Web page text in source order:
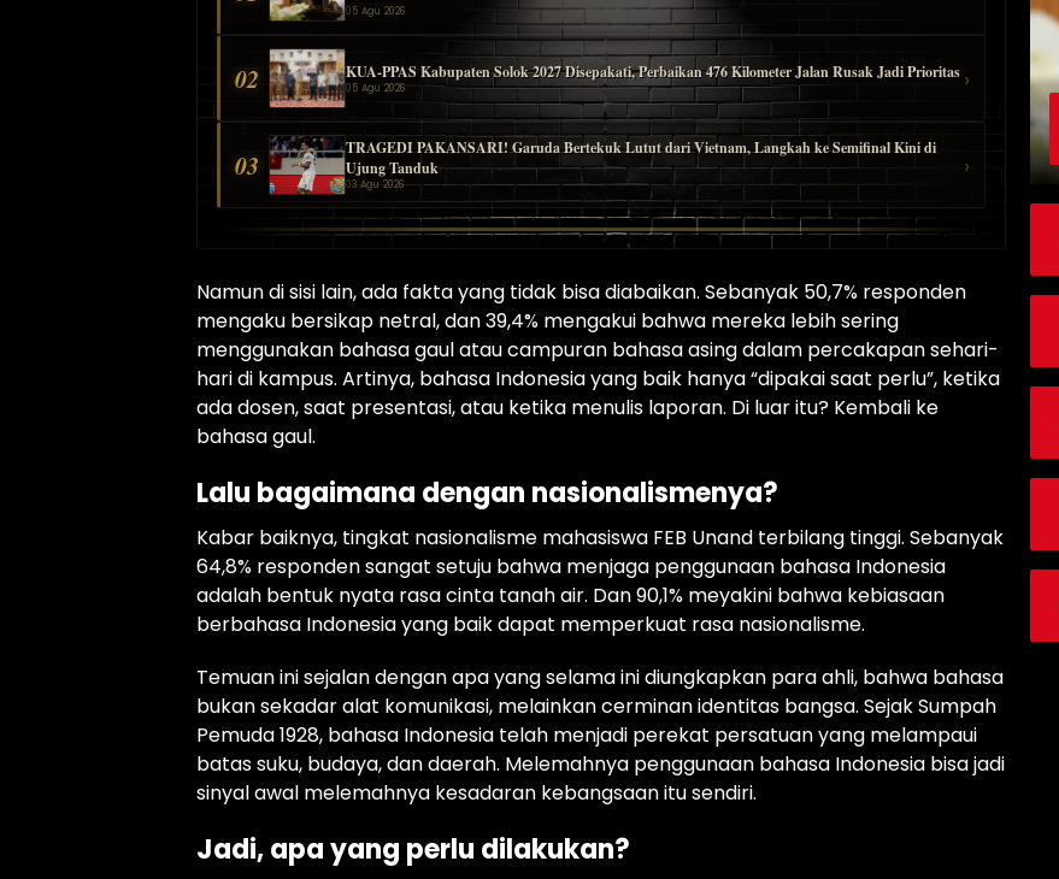
05 Agu 2026
02 KUA-PPAS Kabupaten Solok 2027 Disepakati, Perbaikan 476 Kilometer Jalan Rusak Jadi Prioritas
05 Agu 2026 ›
03
TRAGEDI PAKANSARI! Garuda Bertekuk Lutut dari Vietnam, Langkah ke Semifinal Kini di
Ujung Tanduk
03 Agu 2026
›
Namun di sisi lain, ada fakta yang tidak bisa diabaikan. Sebanyak 50,7% responden
mengaku bersikap netral, dan 39,4% mengakui bahwa mereka lebih sering
menggunakan bahasa gaul atau campuran bahasa asing dalam percakapan sehari-
hari di kampus. Artinya, bahasa Indonesia yang baik hanya “dipakai saat perlu”, ketika
ada dosen, saat presentasi, atau ketika menulis laporan. Di luar itu? Kembali ke
bahasa gaul.
Lalu bagaimana dengan nasionalismenya?
Kabar baiknya, tingkat nasionalisme mahasiswa FEB Unand terbilang tinggi. Sebanyak
64,8% responden sangat setuju bahwa menjaga penggunaan bahasa Indonesia
adalah bentuk nyata rasa cinta tanah air. Dan 90,1% meyakini bahwa kebiasaan
berbahasa Indonesia yang baik dapat memperkuat rasa nasionalisme.
Temuan ini sejalan dengan apa yang selama ini diungkapkan para ahli, bahwa bahasa
bukan sekadar alat komunikasi, melainkan cerminan identitas bangsa. Sejak Sumpah
Pemuda 1928, bahasa Indonesia telah menjadi perekat persatuan yang melampaui
batas suku, budaya, dan daerah. Melemahnya penggunaan bahasa Indonesia bisa jadi
sinyal awal melemahnya kesadaran kebangsaan itu sendiri.
Jadi, apa yang perlu dilakukan?